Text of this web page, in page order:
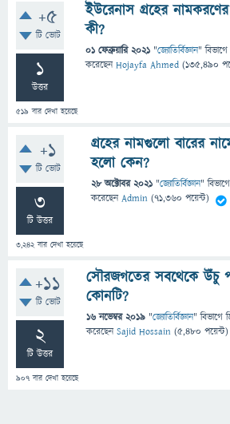
+5
টি ভোট
1
উত্তর
519 বার দেখা হয়েছে
ইউরেনাস গ্রহের
কী?
01 ফেব্রুয়ারি 2021 "জ্যোতির্বিজ্ঞান" বিভাগে
করেছেনHojayfa Ahmed (135,490
+1
টি ভোট
3
টি উত্তর
3,242বার দেখা হয়েছে
গ্রহের নামগুলো বারের
হলো কেন?
28 অক্টোবর 2021 "জ্যোতির্বিজ্ঞান" বিভাগে
করেছেনAdmin (71,360 পয়েন্ট)
+11
টি ভোট
2
টি উত্তর
907 বার দেখা হয়েছে
সৌরজগতের সবথেকে উঁচু
কোনটি?
16 নভেম্বর 2019 "জ্যোতির্বিজ্ঞান" বিভাগে
করেছেনSajid Hossain (5,480 পয়েন্ট)